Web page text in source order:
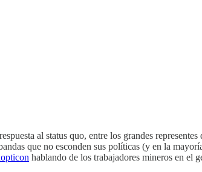
al status quo, entre los grandes
que no esconden sus políticas (y en la
hablando de los trabajadores mineros en el